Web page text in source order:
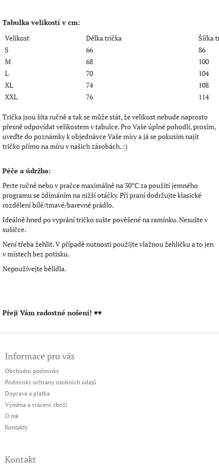
Tabulka velikostí v cm:
Velikost
Délka trička
Šířka
S
66
86
M
68
100
L
70
104
XL
74
108
XXL
76 114
Trička jsou šita ručně a tak se může stát, že velikost nebude naprosto
přesně odpovídat velikostem v tabulce. Pro Vaše úplné pohodlí, prosím,
uveďte do poznámky k objednávce Vaše míry a já se pokusím najít
tričko přímo na míru v našich zásobách. :)
Péče a údržba:
Perte ručně nebo v pračce maximálně na 30°C za použití jemného
programu se ždímáním na nižší otáčky. Při praní dodržujte klasické
rozdělení bílé/tmavé/barevné prádlo.
Ideálně hned po vyprání tričko sušte pověšené na ramínku. Nesušte v
sušičce.
Není třeba žehlit. V případě nutnosti použijte vlažnou žehličku a to jen
v místech bez potisku.
Nepoužívejte bělidla.
Přeji Vám radostné nošení! ♥♥
Informace pro vás
Obchodní podmínky
Podmínky ochrany osobních údajů
Doprava a platba
Výměna a vrácení zboží
O mě
Kontakty
Kontakt